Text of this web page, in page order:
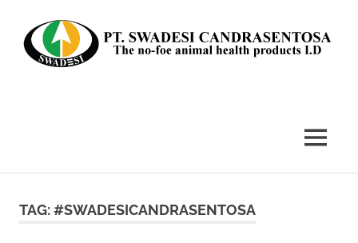
content
MENU
TAG:#SWADESICANDRASENTOSA